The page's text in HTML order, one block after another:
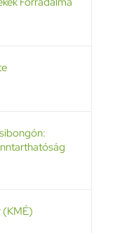
(KMÉ)